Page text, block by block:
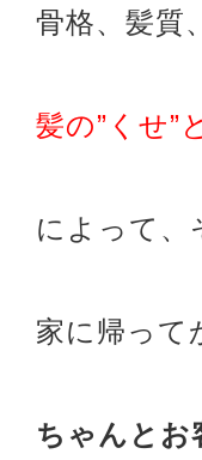
骨格、髪質
髪の”くせ”
によって、
家に帰って
ちゃんとお